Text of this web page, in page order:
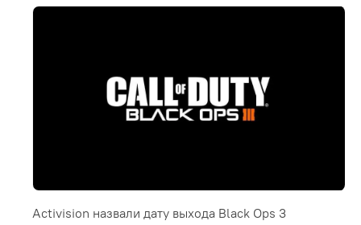
Activision назвали дату выхода Black Ops 3